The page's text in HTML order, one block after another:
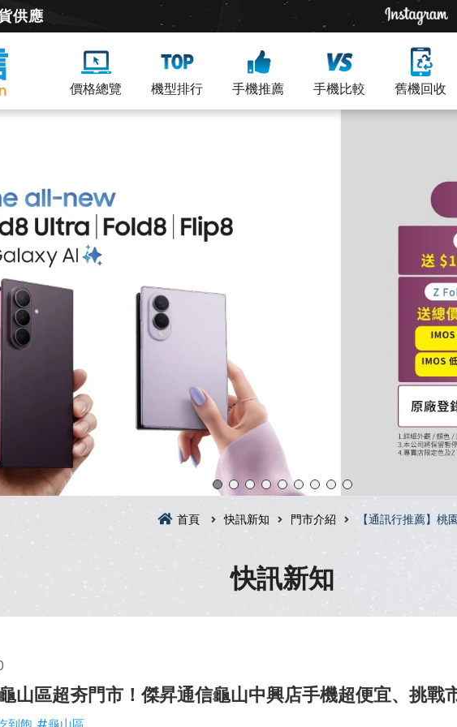
供應
價格總覽 機型排行 手機推薦 手機比較 舊機回收
首頁 快訊新知 門市介紹 【通訊行推薦】
快訊新知
山區超夯門市！傑昇通信龜山中興店手機超便宜、挑戰